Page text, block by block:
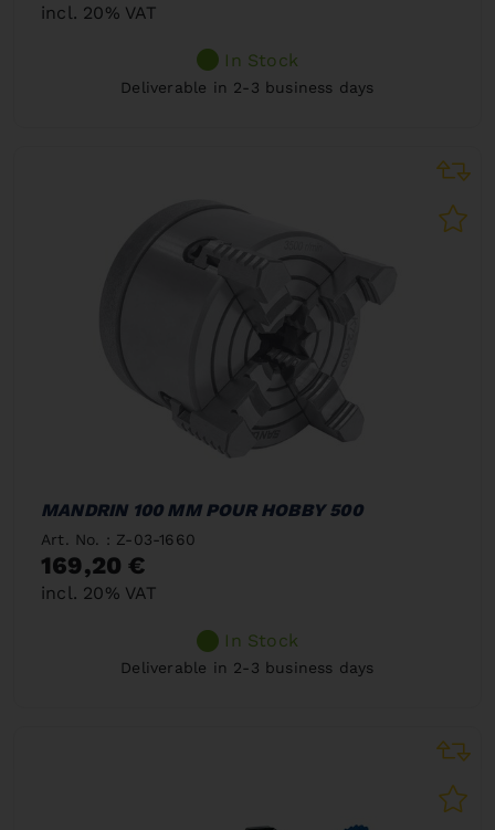
incl. 20% VAT
In Stock
Deliverable in 2-3 business days
MANDRIN 100 MM POUR HOBBY 500
Art. No. : Z-03-1660
169,20 €
incl. 20% VAT
In Stock
Deliverable in 2-3 business days